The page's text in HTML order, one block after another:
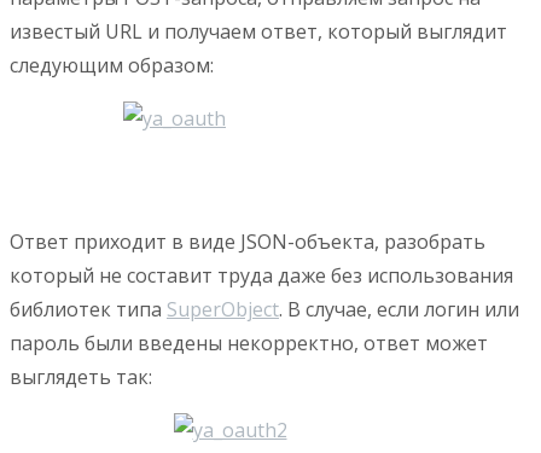
известый URL и получаем ответ, который выглядит
следующим образом:
Ответ приходит в виде JSON-объекта, разобрать
который не составит труда даже без использования
библиотек типа SuperObject. В случае, если логин или
пароль были введены некорректно, ответ может
выглядеть так: